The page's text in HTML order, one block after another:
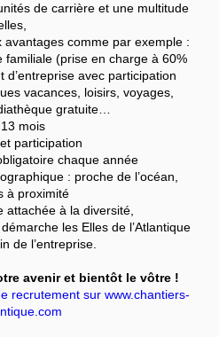
de carrière et une multitude
comme par exemple :
(prise en charge à 60%
d’entreprise avec participation
vacances, loisirs, voyages,
gratuite…
mois
participation
chaque année
: proche de l’océan,
à proximité
à la diversité,
les Elles de l’Atlantique
de l’entreprise.
avenir et bientôt le vôtre !
recrutement sur www.chantiers-